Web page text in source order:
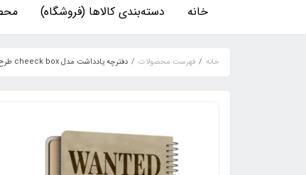
خانه دسته‌بندی کالاها (فروشگاه)
خانه فهرست محصولات دفترچه یادداشت مدل cheeck box طرح انیمه کد Nico Robin 2217